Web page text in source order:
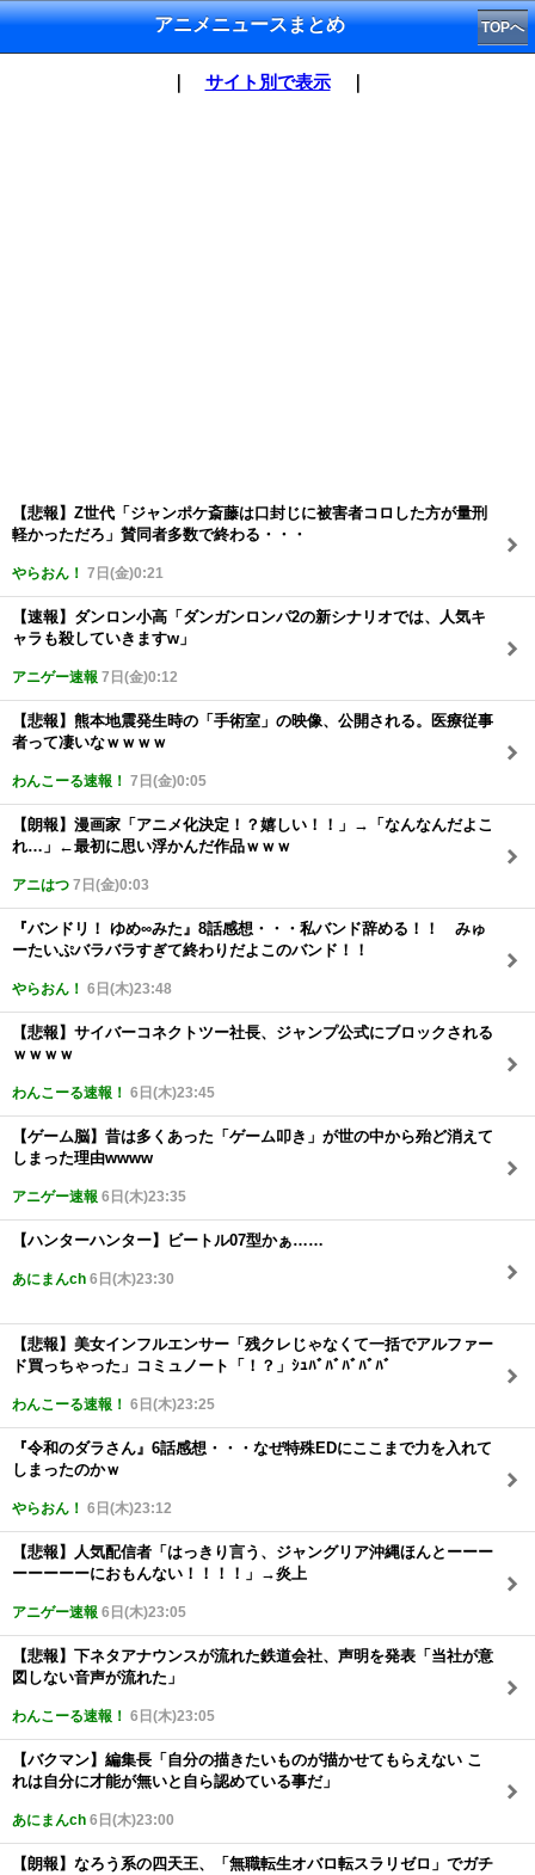
アニメニュースまとめ TOPへ
｜ サイト別で表示｜
【悲報】Z世代「ジャンポケ斎藤は口封じに被害者コロした方が量刑
軽かっただろ」賛同者多数で終わる・・・
やらおん！ 7日(金)0:21
【速報】ダンロン小高「ダンガンロンパ2の新シナリオでは、人気キ
ャラも殺していきますw」
アニゲー速報 7日(金)0:12
【悲報】熊本地震発生時の「手術室」の映像、公開される。医療従事
者って凄いなｗｗｗｗ
わんこーる速報！ 7日(金)0:05
【朗報】漫画家「アニメ化決定！？嬉しい！！」→「なんなんだよこ
れ…」←最初に思い浮かんだ作品ｗｗｗ
アニはつ 7日(金)0:03
『バンドリ！ ゆめ∞みた』8話感想・・・私バンド辞める！！ みゅ
ーたいぷバラバラすぎて終わりだよこのバンド！！
やらおん！ 6日(木)23:48
【悲報】サイバーコネクトツー社長、ジャンプ公式にブロックされる
ｗｗｗｗ
わんこーる速報！ 6日(木)23:45
【ゲーム脳】昔は多くあった「ゲーム叩き」が世の中から殆ど消えて
しまった理由wwww
アニゲー速報 6日(木)23:35
【ハンターハンター】ビートル07型かぁ……
あにまんch 6日(木)23:30
【悲報】美女インフルエンサー「残クレじゃなくて一括でアルファー
ド買っちゃった」コミュノート「！？」ｼｭﾊﾞﾊﾞﾊﾞﾊﾞﾊﾞ
わんこーる速報！ 6日(木)23:25
『令和のダラさん』6話感想・・・なぜ特殊EDにここまで力を入れて
しまったのかｗ
やらおん！ 6日(木)23:12
【悲報】人気配信者「はっきり言う、ジャングリア沖縄ほんとーーー
ーーーーーにおもんない！！！！」→炎上
アニゲー速報 6日(木)23:05
【悲報】下ネタアナウンスが流れた鉄道会社、声明を発表「当社が意
図しない音声が流れた」
わんこーる速報！ 6日(木)23:05
【バクマン】編集長「自分の描きたいものが描かせてもらえない こ
れは自分に才能が無いと自ら認めている事だ」
あにまんch 6日(木)23:00
【朗報】なろう系の四天王、「無職転生オバロ転スラリゼロ」でガチ